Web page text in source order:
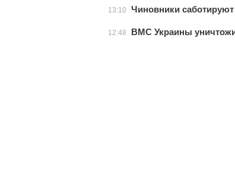
13:10 Чиновники
12:48 ВМС Украины